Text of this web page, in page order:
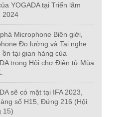
YOGADA tại Triển lãm
2024
Microphone Biên giới,
Đo lường và Tai nghe
ồn tại gian hàng của
trong Hội chợ Điện tử Mùa
sẽ có mặt tại IFA 2023,
số H15, Đứng 216 (Hội
15)